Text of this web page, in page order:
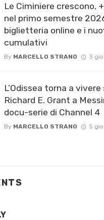
Le Ciminiere crescono,
nel primo semestre
biglietteria online e i
cumulativi
By MARCELLO STRANO 3
L’Odissea torna a
Richard E. Grant a
docu-serie di Channel 4
By MARCELLO STRANO 5